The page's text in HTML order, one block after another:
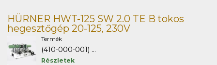
HÜRNER HWT-125 SW 2.0 TE B tokos
hegesztőgép 20-125, 230V
Termék
(410-000-001) ...
Részletek